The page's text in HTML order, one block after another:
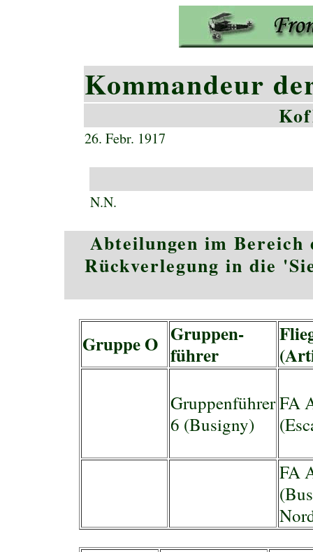
Kommandeur
26. Febr. 1917
N.N.
Abteilungen im
Rückverlegung in die
Gruppe O Gruppen-
führer
Gruppenführer
6 (Busigny)
FA
FA